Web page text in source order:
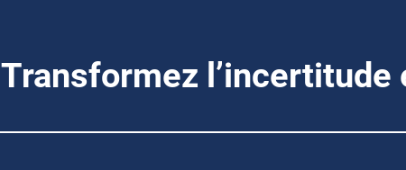
Transformez l’incertitude